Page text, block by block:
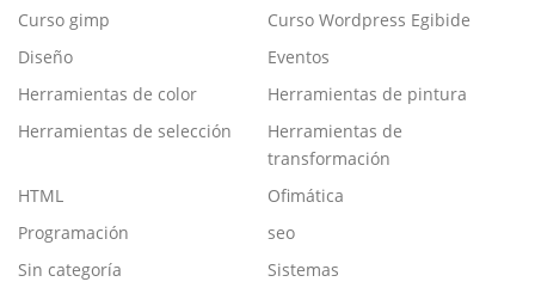
Curso gimp
Curso Wordpress Egibide
Diseño
Eventos
Herramientas de color
Herramientas de pintura
Herramientas de selección
Herramientas de
transformación
HTML
Ofimática
Programación
seo
Sin categoría
Sistemas